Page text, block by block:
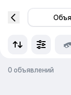
0 объявлений